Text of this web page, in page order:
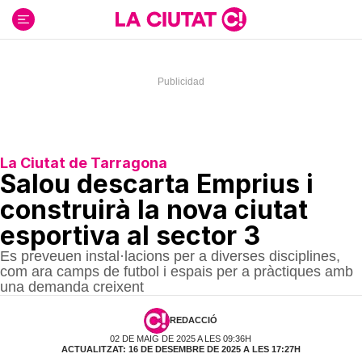
contenido
La Ciutat de Tarragona
Salou descarta Emprius i
construirà la nova ciutat
esportiva al sector 3
Es preveuen instal·lacions per a diverses disciplines,
com ara camps de futbol i espais per a pràctiques amb
una demanda creixent
REDACCIÓ
02 DE MAIG DE 2025 A LES 09:36H
ACTUALITZAT: 16 DE DESEMBRE DE 2025 A LES 17:27H